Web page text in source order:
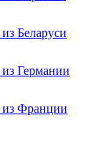
Беларуси
Германии
из Франции